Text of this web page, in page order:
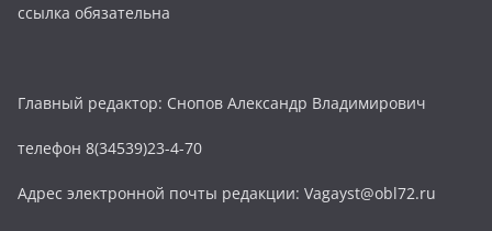
ссылка обязательна
Главный редактор: Снопов Александр Владимирович
телефон 8(34539)23-4-70
Адрес электронной почты редакции: Vagayst@obl72.ru